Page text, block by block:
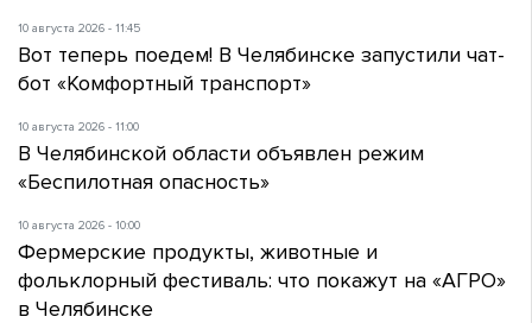
10 августа 2026 - 11:45
Вот теперь поедем! В Челябинске запустили чат-
бот «Комфортный транспорт»
10 августа 2026 - 11:00
В Челябинской области объявлен режим
«Беспилотная опасность»
10 августа 2026 - 10:00
Фермерские продукты, животные и
фольклорный фестиваль: что покажут на «АГРО»
в Челябинске